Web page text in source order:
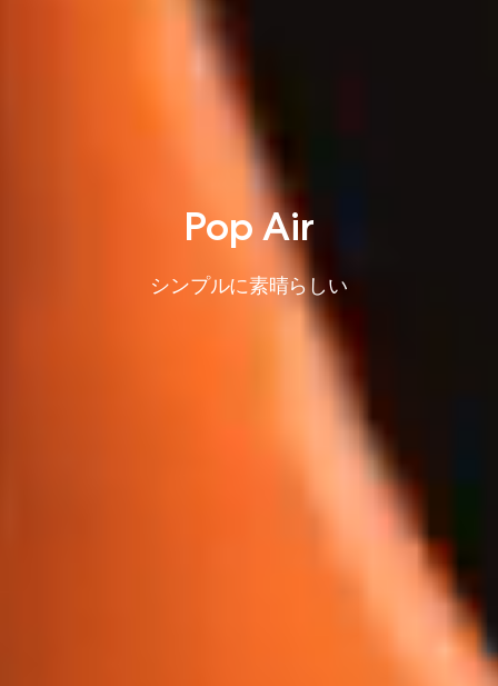
Pop Air
シンプルに素晴らしい